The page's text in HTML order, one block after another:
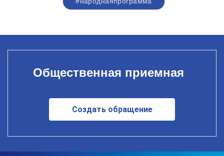
Общественная приемная
Создать обращение